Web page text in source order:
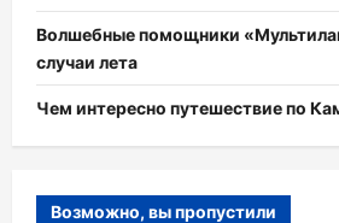
Волшебные помощники
случаи лета
Чем интересно путешествие по
Возможно, вы пропустили